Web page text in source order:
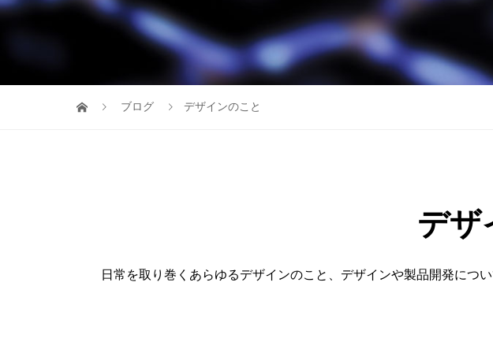
ブログ デザインのこと
デザ
日常を取り巻くあらゆるデザインのこと、デザインや製品開発につ